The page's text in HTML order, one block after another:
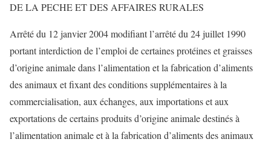
DE LA PECHE ET DES AFFAIRES RURALES
Arrêté du 12 janvier 2004 modifiant l’arrêté du 24 juillet 1990
portant interdiction de l’emploi de certaines protéines et graisses
d’origine animale dans l’alimentation et la fabrication d’aliments
des animaux et fixant des conditions supplémentaires à la
commercialisation, aux échanges, aux importations et aux
exportations de certains produits d’origine animale destinés à
l’alimentation animale et à la fabrication d’aliments des animaux